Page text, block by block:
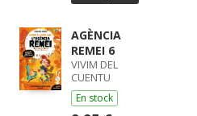
AGÈNCIA
REMEI 6
VIVIM DEL
CUENTU
En stock